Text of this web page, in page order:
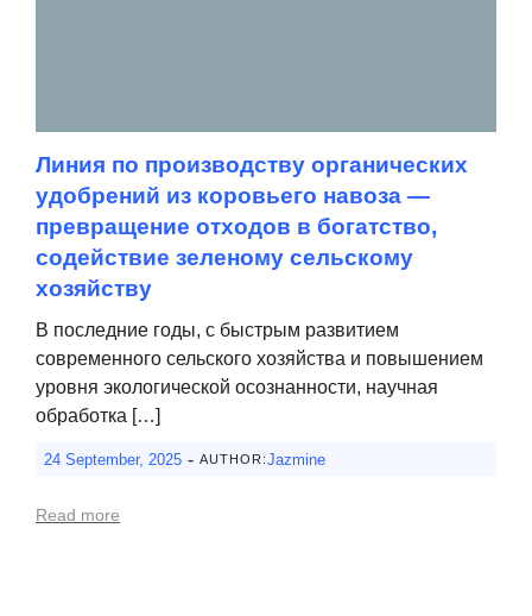
Линия по производству органических
удобрений из коровьего навоза —
превращение отходов в богатство,
содействие зеленому сельскому
хозяйству
В последние годы, с быстрым развитием
современного сельского хозяйства и повышением
уровня экологической осознанности, научная
обработка […]
24 September, 2025 - AUTHOR:Jazmine
Read more